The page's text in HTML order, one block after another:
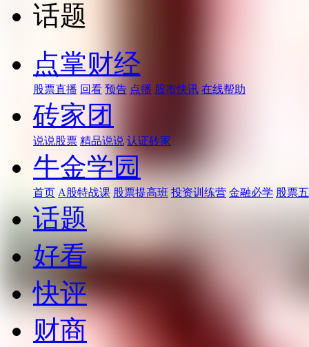
话题
点掌财经
股票直播 回看 预告 点播 股市快讯 在线帮助
砖家团
说说股票 精品说说 认证砖家
牛金学园
首页 A股特战课 股票提高班 投资训练营 金融必学 股票
话题
好看
快评
财商